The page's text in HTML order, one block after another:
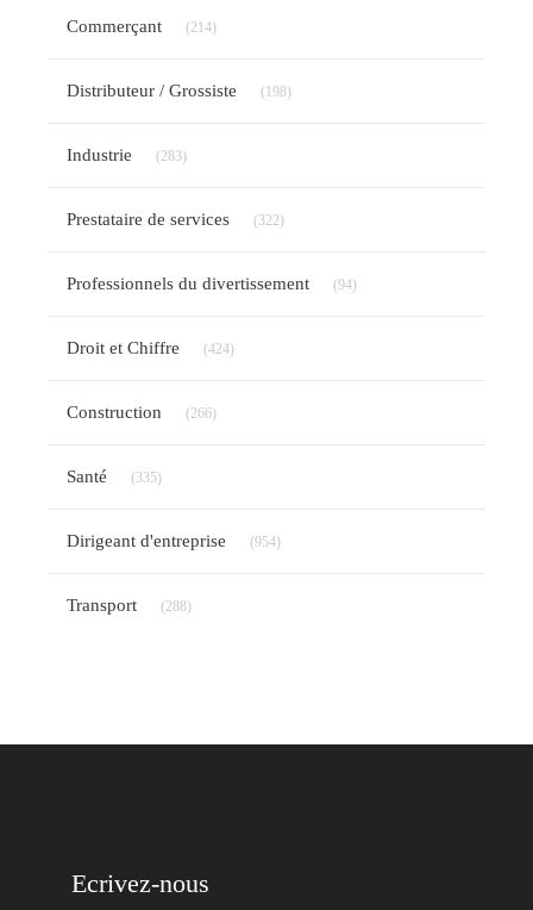
Commerçant (214)
Distributeur / Grossiste (198)
Industrie (283)
Prestataire de services (322)
Professionnels du divertissement (94)
Droit et Chiffre (424)
Construction (266)
Santé (335)
Dirigeant d'entreprise (954)
Transport (288)
Ecrivez-nous